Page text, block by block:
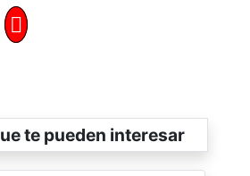
te pueden interesar